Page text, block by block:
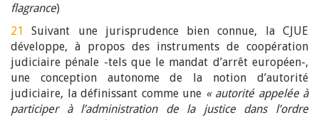
flagrance)
21
Suivant une jurisprudence bien connue, la CJUE
développe, à propos des instruments de coopération
judiciaire pénale -tels que le mandat d’arrêt européen-,
une conception autonome de la notion d’autorité
judiciaire, la définissant comme une « autorité appelée à
participer à l’administration de la justice dans l’ordre